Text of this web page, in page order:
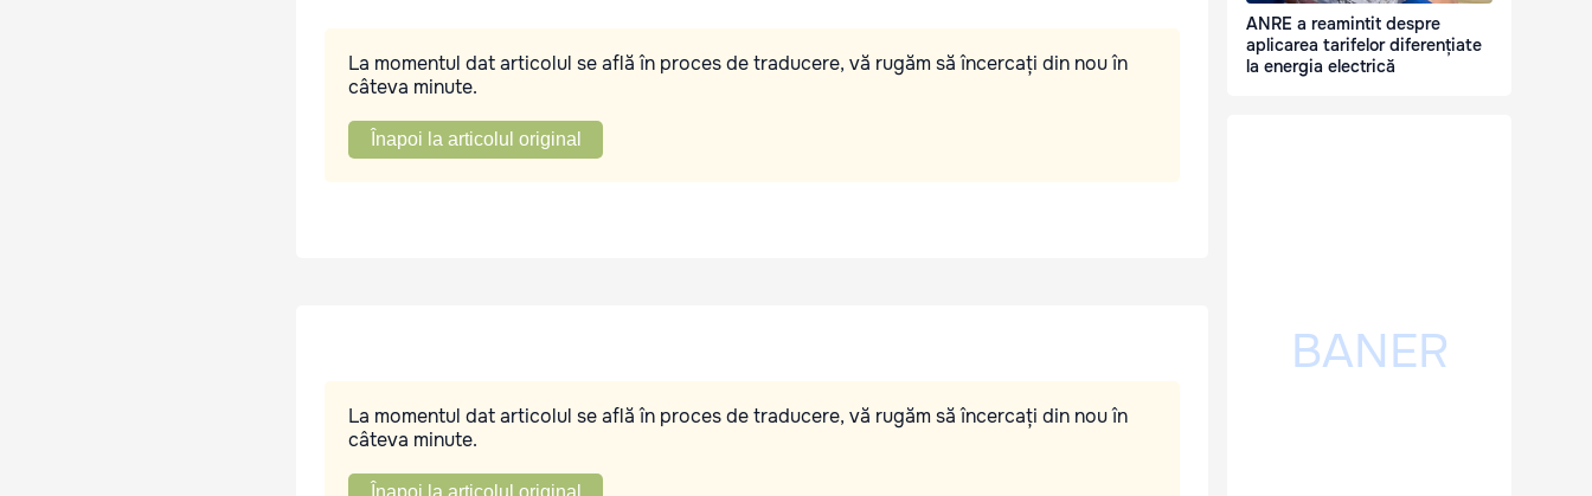
La momentul dat articolul se află în proces de traducere, vă rugăm să încercați din nou în
câteva minute.
Înapoi la articolul original
La momentul dat articolul se află în proces de traducere, vă rugăm să încercați din nou în
câteva minute.
Înapoi la articolul original
ANRE a reamintit despre
aplicarea tarifelor diferențiate
la energia electrică